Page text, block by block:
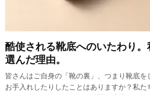
酷使される靴底へのいたわり
選んだ理由。
皆さんはご自身の「靴の裏」、つまり靴底を
お手入れしたりしたことはありますか？私